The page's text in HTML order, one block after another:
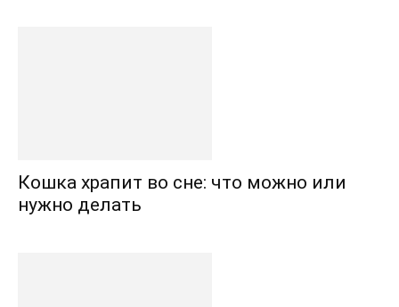
Кошка храпит во сне: что можно или
нужно делать